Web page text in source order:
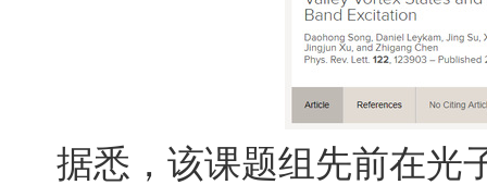
据悉，该课题组先前在光